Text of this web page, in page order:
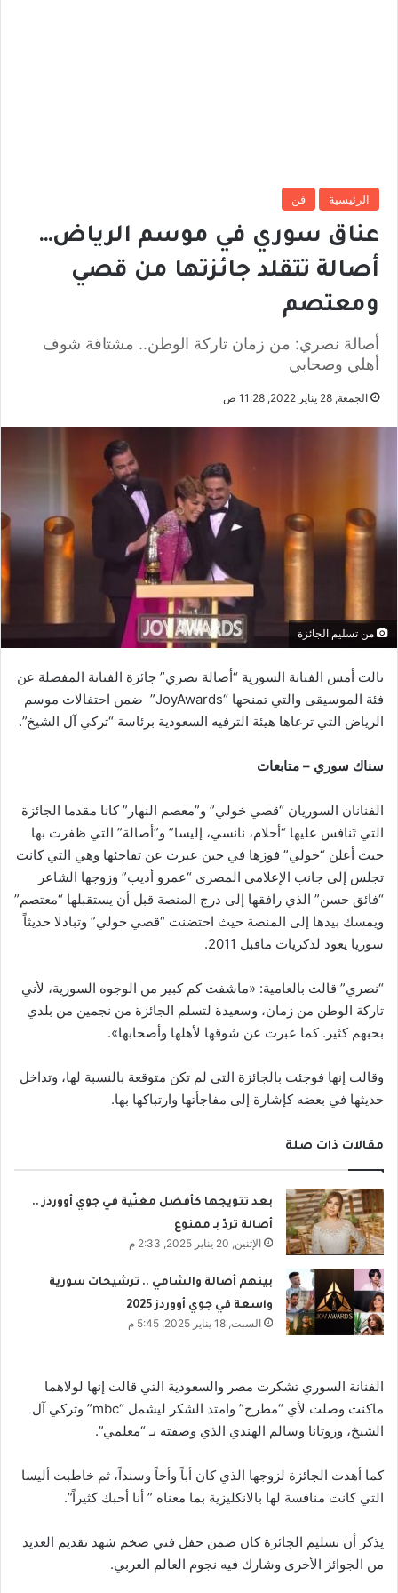
الرئيسية فن
عناق سوري في موسم الرياض…
أصالة تتقلد جائزتها من قصي
ومعتصم
أصالة نصري: من زمان تاركة الوطن.. مشتاقة شوف
أهلي وصحابي
الجمعة, 28 يناير 2022, 11:28 ص
من تسليم الجائزة
نالت أمس الفنانة السورية “أصالة نصري” جائزة الفنانة المفضلة عن
فئة الموسيقى والتي تمنحها “JoyAwards” ضمن احتفالات موسم
الرياض التي ترعاها هيئة الترفيه السعودية برئاسة “تركي آل الشيخ”.
سناك سوري – متابعات
الفنانان السوريان “قصي خولي” و”معصم النهار” كانا مقدما الجائزة
التي تَنافس عليها “أحلام، نانسي، إليسا” و”أصالة” التي ظفرت بها
حيث أعلن “خولي” فوزها في حين عبرت عن تفاجئها وهي التي كانت
تجلس إلى جانب الإعلامي المصري “عمرو أديب” وزوجها الشاعر
“فائق حسن” الذي رافقها إلى درج المنصة قبل أن يستقبلها “معتصم”
ويمسك بيدها إلى المنصة حيث احتضنت “قصي خولي” وتبادلا حديثاً
سوريا يعود لذكريات ماقبل 2011.
“نصري” قالت بالعامية: «ماشفت كم كبير من الوجوه السورية، لأني
تاركة الوطن من زمان، وسعيدة لتسلم الجائزة من نجمين من بلدي
بحبهم كثير. كما عبرت عن شوقها لأهلها وأصحابها».
وقالت إنها فوجئت بالجائزة التي لم تكن متوقعة بالنسبة لها، وتداخل
حديثها في بعضه كإشارة إلى مفاجأتها وارتباكها بها.
مقالات ذات صلة
بعد تتويجها كأفضل مغنّية في جوي أووردز ..
أصالة تردّ بـ ممنوع
الإثنين, 20 يناير 2025, 2:33 م
بينهم أصالة والشامي .. ترشيحات سورية
واسعة في جوي أووردز 2025
السبت, 18 يناير 2025, 5:45 م
الفنانة السوري تشكرت مصر والسعودية التي قالت إنها لولاهما
ماكنت وصلت لأي “مطرح” وامتد الشكر ليشمل “mbc” وتركي آل
الشيخ، وروتانا وسالم الهندي الذي وصفته بـ “معلمي”.
كما أهدت الجائزة لزوجها الذي كان أباً وأخاً وسنداً، ثم خاطبت أليسا
التي كانت منافسة لها بالانكليزية بما معناه ” أنا أحبك كثيراً”.
يذكر أن تسليم الجائزة كان ضمن حفل فني ضخم شهد تقديم العديد
من الجوائز الأخرى وشارك فيه نجوم العالم العربي.